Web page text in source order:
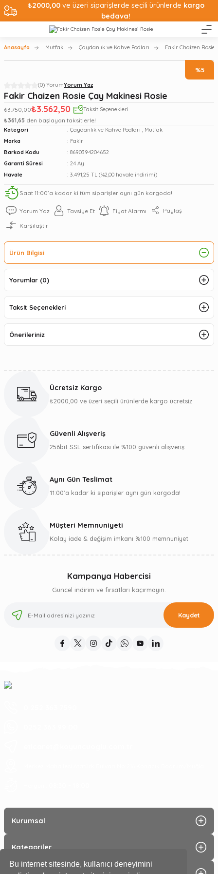
Bu internet sitesinde, kullanıcı deneyimini
₺2000,00ve üzeri siparişlerde seçili ürünlerde kargo
bedava!
Anasayfa Mutfak Çaydanlık ve Kahve Podları Fakir Chaizen Rosie
%5
(0) YorumYorum Yaz
Fakir Chaizen Rosie Çay Makinesi Rosie
₺3.750,00₺3.562,50 Taksit Seçenekleri
₺361,65 den başlayan taksitlerle!
Kategori Çaydanlık ve Kahve Podları , Mutfak
Marka
Fakir
Barkod Kodu
8690394204652
Garanti Süresi
24 Ay
Havale
3.491,25 TL (%2,00 havale indirimi)
Saat 11:00’a kadar ki tüm siparişler aynı gün kargoda!
Yorum Yaz Tavsiye Et Fiyat Alarmı Paylaş
Karşılaştır
Ürün Bilgisi
Yorumlar (0)
Taksit Seçenekleri
Önerileriniz
Ücretsiz Kargo
₺2000,00 ve üzeri seçili ürünlerde kargo ücretsiz
Güvenli Alışveriş
256bit SSL sertifikası ile %100 güvenli alışveriş
Aynı Gün Teslimat
11:00’a kadar ki siparişler aynı gün kargoda!
Müşteri Memnuniyeti
Kolay iade & değişim imkanı %100 memnuniyet
Kampanya Habercisi
Güncel indirim ve fırsatları kaçırmayın.
Kaydet
Kurumsal
Kategoriler